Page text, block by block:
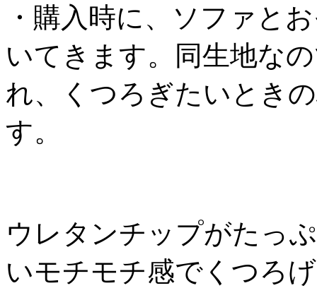
・購入時に、ソファと
いてきます。同生地な
れ、くつろぎたいとき
す。
ウレタンチップがたっ
いモチモチ感でくつろ